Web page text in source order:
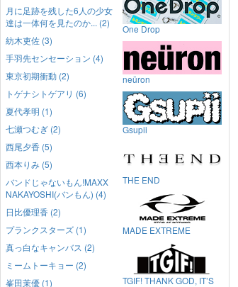
月に足跡を残した6人の少女
達は一体何を見たのか... (2)
紡木吏佐 (3)
手羽先センセーション (4)
東京初期衝動 (2)
トゲナシトゲアリ (6)
夏代孝明 (1)
七瀬つむぎ (2)
西尾夕香 (5)
西本りみ (5)
バンドじゃないもん!MAXX
NAKAYOSHI(バンもん) (4)
日比優理香 (2)
プランクスターズ (1)
真っ白なキャンバス (2)
ミームトーキョー (2)
峯田茉優 (1)
One Drop
neüron
Gsupii
THE END
MADE EXTREME
TGIF! THANK GOD, IT’S